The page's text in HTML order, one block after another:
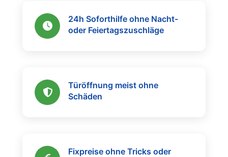
24h Soforthilfe ohne Nacht-
oder Feiertagszuschläge
Türöffnung meist ohne
Schäden
Fixpreise ohne Tricks oder